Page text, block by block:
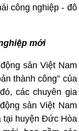
công nghiệp - đô
mới
sản Việt Nam
thành công” của
các chuyên gia
sản Việt Nam
tại huyện Đức Hòa